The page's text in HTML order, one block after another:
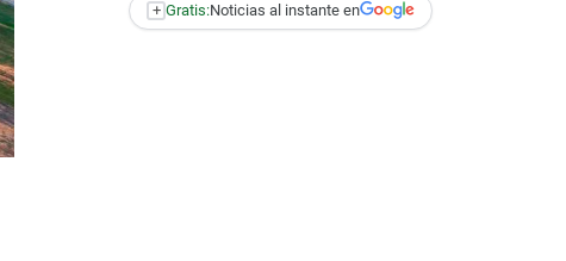
+ Gratis:Noticias al instante en